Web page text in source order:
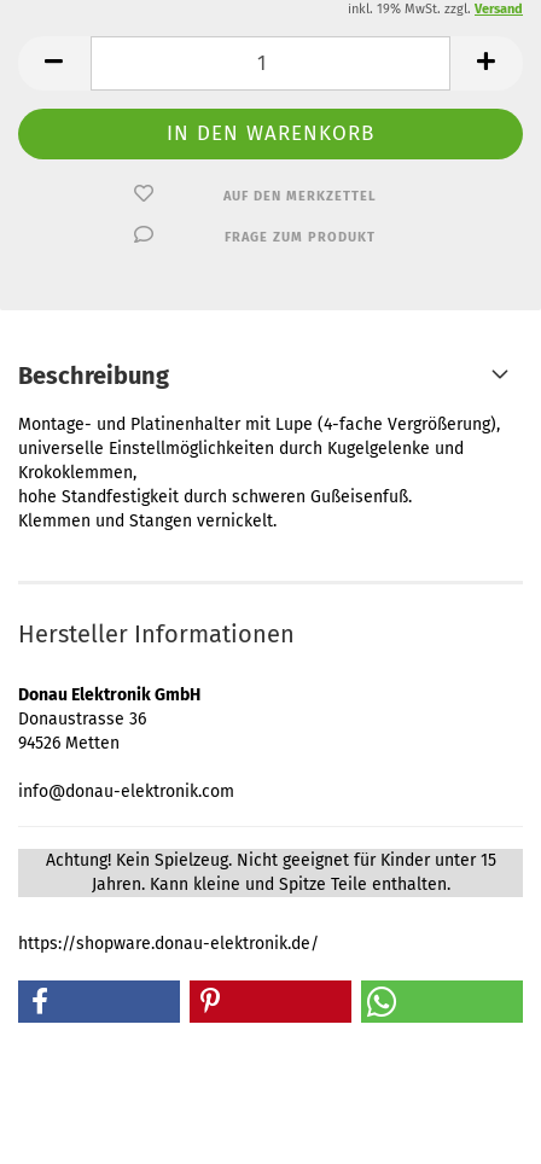
inkl. 19% MwSt. zzgl. Versand
AUF DEN MERKZETTEL
FRAGE ZUM PRODUKT
Beschreibung
Montage- und Platinenhalter mit Lupe (4-fache Vergrößerung),
universelle Einstellmöglichkeiten durch Kugelgelenke und
Krokoklemmen,
hohe Standfestigkeit durch schweren Gußeisenfuß.
Klemmen und Stangen vernickelt.
Hersteller Informationen
Donau Elektronik GmbH
Donaustrasse 36
94526 Metten
info@donau-elektronik.com
Achtung! Kein Spielzeug. Nicht geeignet für Kinder unter 15
Jahren. Kann kleine und Spitze Teile enthalten.
https://shopware.donau-elektronik.de/